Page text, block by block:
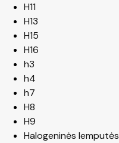
H11
H13
H15
H16
h3
h4
h7
H8
H9
Halogeninės lemputės